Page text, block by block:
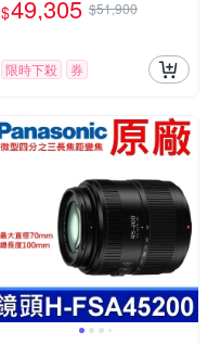
S. 超長焦變焦鏡頭 公司貨
$49,305 $51,900
限時下殺 券